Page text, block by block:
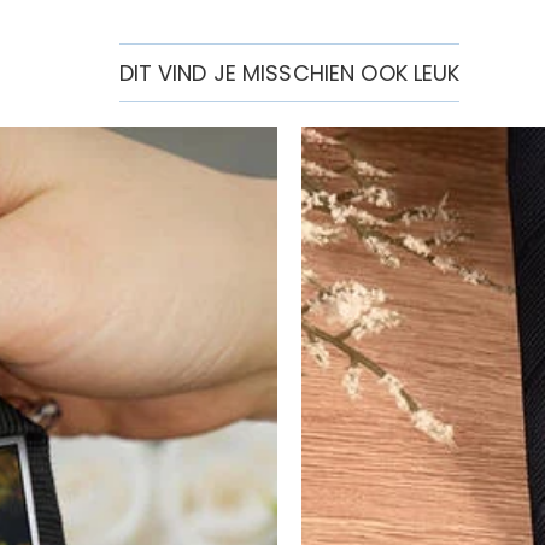
DIT VIND JE MISSCHIEN OOK LEUK